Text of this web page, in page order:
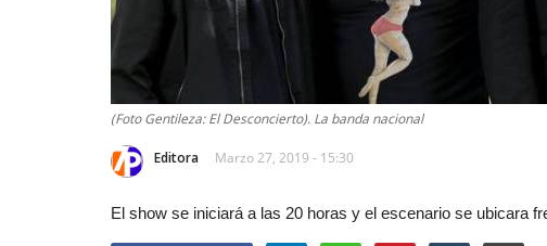
(Foto Gentileza: El Desconcierto). La banda nacional
Editora Marzo 27, 2019 - 15:30
El show se iniciará a las 20 horas y el escenario se ubicara